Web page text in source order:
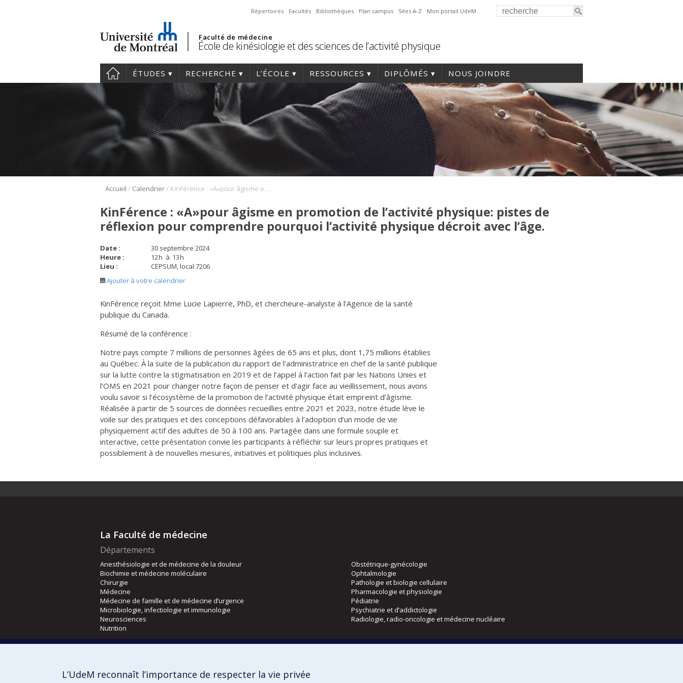
Répertoires Facultés Bibliothèques Plan campus Sites A-Z Mon portail UdeM
Faculté de médecine
École de kinésiologie et des sciences de l’activité physique
ÉTUDES RECHERCHE L’ÉCOLE RESSOURCES DIPLÔMÉS NOUS JOINDRE
Accueil / Calendrier/ KinFérence : «A»pour âgisme en promotion de l’activité physique: pistes de réflexion pour comprendre pourquoi l’activité physique décroit avec l’âge.
KinFérence : «A»pour âgisme en promotion de l’activité physique: pistes de
réflexion pour comprendre pourquoi l’activité physique décroit avec l’âge.
Date :
30 septembre 2024
Heure :
12h à 13h
Lieu :
CEPSUM, local 7206
Ajouter à votre calendrier
KinFérence reçoit Mme Lucie Lapierre, PhD, et chercheure-analyste à l’Agence de la santé
publique du Canada.
Résumé de la conférence :
Notre pays compte 7 millions de personnes âgées de 65 ans et plus, dont 1,75 millions établies
au Québec. À la suite de la publication du rapport de l’administratrice en chef de la santé publique
sur la lutte contre la stigmatisation en 2019 et de l’appel à l’action fait par les Nations Unies et
l’OMS en 2021 pour changer notre façon de penser et d’agir face au vieillissement, nous avons
voulu savoir si l’écosystème de la promotion de l’activité physique était empreint d’âgisme.
Réalisée à partir de 5 sources de données recueillies entre 2021 et 2023, notre étude lève le
voile sur des pratiques et des conceptions défavorables à l’adoption d’un mode de vie
physiquement actif des adultes de 50 à 100 ans. Partagée dans une formule souple et
interactive, cette présentation convie les participants à réfléchir sur leurs propres pratiques et
possiblement à de nouvelles mesures, initiatives et politiques plus inclusives.
La Faculté de médecine
Départements
Anesthésiologie et de médecine de la douleur
Biochimie et médecine moléculaire
Chirurgie
Médecine
Médecine de famille et de médecine d’urgence
Microbiologie, infectiologie et immunologie
Neurosciences
Nutrition
Obstétrique-gynécologie
Ophtalmologie
Pathologie et biologie cellulaire
Pharmacologie et physiologie
Pédiatrie
Psychiatrie et d’addictologie
Radiologie, radio-oncologie et médecine nucléaire
Orthophonie et audiologie
L’UdeM reconnaît l’importance de respecter la vie privée